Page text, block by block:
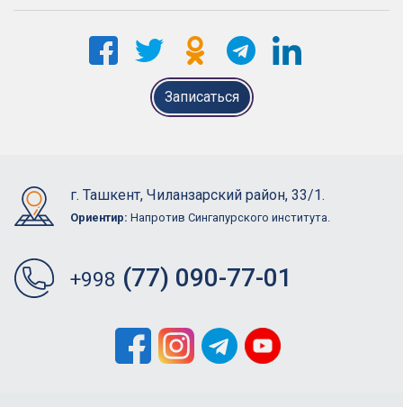
Записаться
г. Ташкент, Чиланзарский район, 33/1.
Ориентир: Напротив Сингапурского института.
+998 (77) 090-77-01